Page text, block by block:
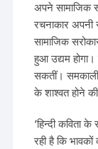
अपने सामाजिक
रचनाकार अपनी
सामाजिक
हुआ उद्यम होगा।
सकतीं।
के शाश्वत होने
‘हिन्दी कविता
रही है कि